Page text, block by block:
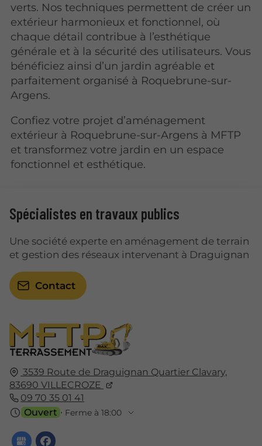
verts. Nos techniques permettent de créer un
extérieur harmonieux et fonctionnel, où
chaque détail contribue à l’esthétique
générale et à la sécurité des utilisateurs. Vous
bénéficiez ainsi d’un jardin agréable et
parfaitement organisé à Roquebrune-sur-
Argens.
Confiez votre projet d’aménagement
extérieur à Roquebrune-sur-Argens à MFTP
et transformez votre jardin en un espace
fonctionnel et esthétique.
3539 Route de Draguignan Quartier Clavary,
83690 VILLECROZE
09 70 35 01 41
Ouvert ⋅ Ferme à 18:00
Spécialistes en travaux publics
Une société experte en aménagement de terrain
et gestion des réseaux intervenant à Draguignan
Contact